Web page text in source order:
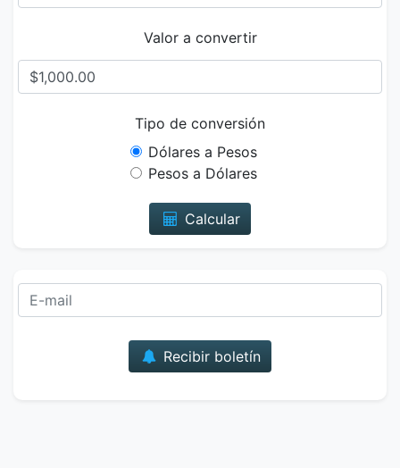
Valor a convertir
Tipo de conversión
Dólares a Pesos
Pesos a Dólares
Calcular
Recibir boletín